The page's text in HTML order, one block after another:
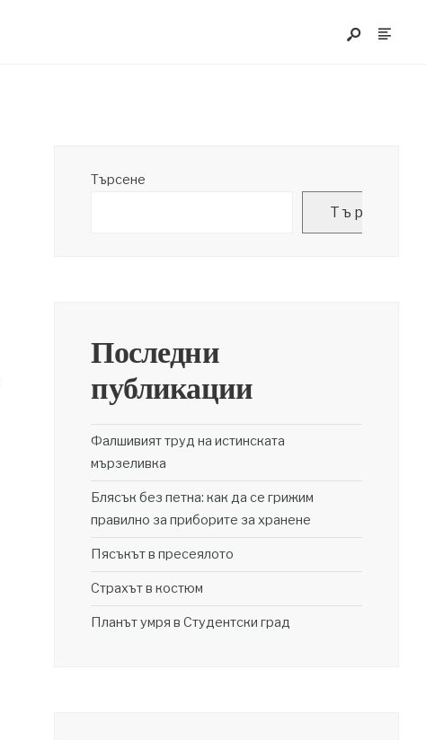
Търсене
Търсене
Последни
публикации
Фалшивият труд на истинската
мързеливка
Блясък без петна: как да се грижим
правилно за приборите за хранене
Пясъкът в пресеялото
Страхът в костюм
Планът умря в Студентски град